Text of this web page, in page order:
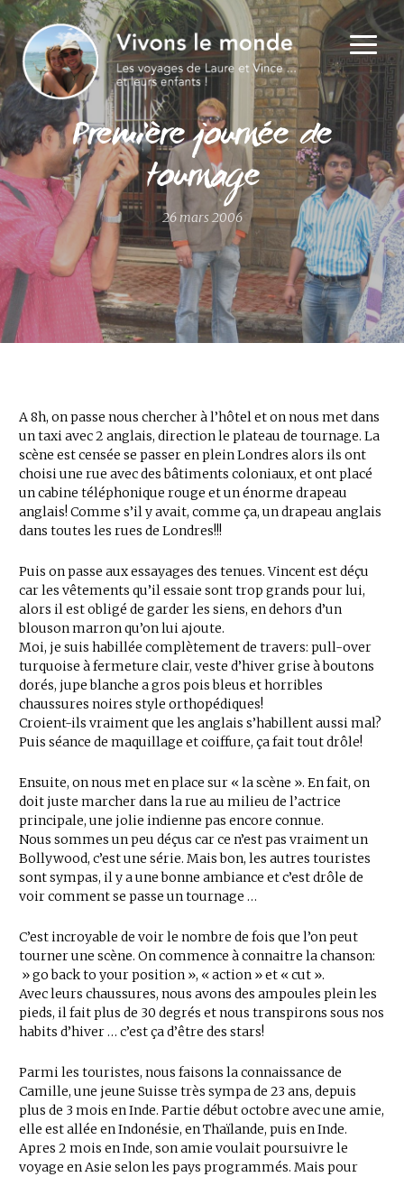
Première journée de
tournage
26 mars 2006
A 8h, on passe nous chercher à l’hôtel et on nous met dans
un taxi avec 2 anglais, direction le plateau de tournage. La
scène est censée se passer en plein Londres alors ils ont
choisi une rue avec des bâtiments coloniaux, et ont placé
un cabine téléphonique rouge et un énorme drapeau
anglais! Comme s’il y avait, comme ça, un drapeau anglais
dans toutes les rues de Londres!!!
Puis on passe aux essayages des tenues. Vincent est déçu
car les vêtements qu’il essaie sont trop grands pour lui,
alors il est obligé de garder les siens, en dehors d’un
blouson marron qu’on lui ajoute.
Moi, je suis habillée complètement de travers: pull-over
turquoise à fermeture clair, veste d’hiver grise à boutons
dorés, jupe blanche a gros pois bleus et horribles
chaussures noires style orthopédiques!
Croient-ils vraiment que les anglais s’habillent aussi mal?
Puis séance de maquillage et coiffure, ça fait tout drôle!
Ensuite, on nous met en place sur « la scène ». En fait, on
doit juste marcher dans la rue au milieu de l’actrice
principale, une jolie indienne pas encore connue.
Nous sommes un peu déçus car ce n’est pas vraiment un
Bollywood, c’est une série. Mais bon, les autres touristes
sont sympas, il y a une bonne ambiance et c’est drôle de
voir comment se passe un tournage …
C’est incroyable de voir le nombre de fois que l’on peut
tourner une scène. On commence à connaitre la chanson:
» go back to your position », « action » et « cut ».
Avec leurs chaussures, nous avons des ampoules plein les
pieds, il fait plus de 30 degrés et nous transpirons sous nos
habits d’hiver … c’est ça d’être des stars!
Parmi les touristes, nous faisons la connaissance de
Camille, une jeune Suisse très sympa de 23 ans, depuis
plus de 3 mois en Inde. Partie début octobre avec une amie,
elle est allée en Indonésie, en Thaïlande, puis en Inde.
Apres 2 mois en Inde, son amie voulait poursuivre le
voyage en Asie selon les pays programmés. Mais pour